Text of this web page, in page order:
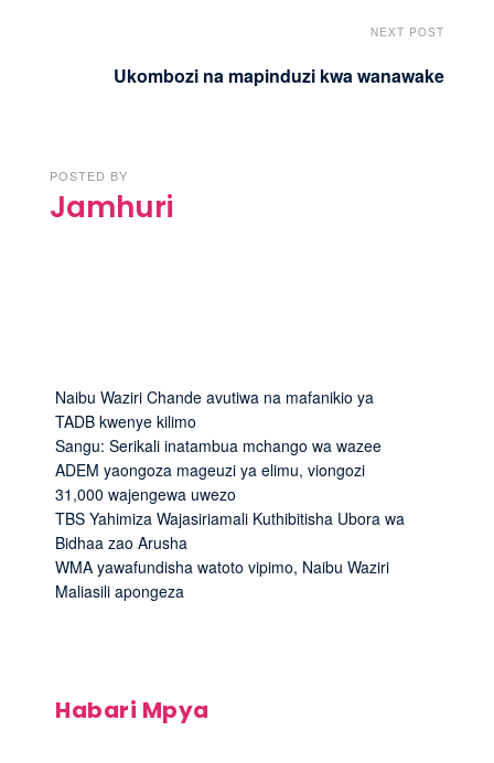
NEXT POST
Ukombozi na mapinduzi kwa wanawake
POSTED BY
Jamhuri
Naibu Waziri Chande avutiwa na mafanikio ya
TADB kwenye kilimo
Sangu: Serikali inatambua mchango wa wazee
ADEM yaongoza mageuzi ya elimu, viongozi
31,000 wajengewa uwezo
TBS Yahimiza Wajasiriamali Kuthibitisha Ubora wa
Bidhaa zao Arusha
WMA yawafundisha watoto vipimo, Naibu Waziri
Maliasili apongeza
Habari Mpya